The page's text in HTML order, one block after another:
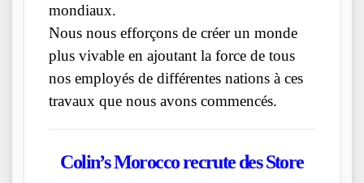
mondiaux.
Nous nous efforçons de créer un monde
plus vivable en ajoutant la force de tous
nos employés de différentes nations à ces
travaux que nous avons commencés.
Colin’s Moroccorecrute des Store